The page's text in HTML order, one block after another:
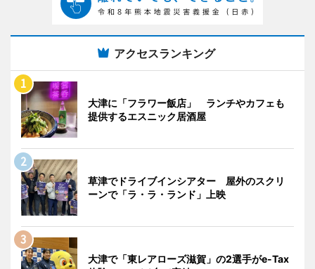
アクセスランキング
大津に「フラワー飯店」 ランチやカフェも
提供するエスニック居酒屋
草津でドライブインシアター 屋外のスクリ
ーンで「ラ・ラ・ランド」上映
大津で「東レアローズ滋賀」の2選手がe-Tax